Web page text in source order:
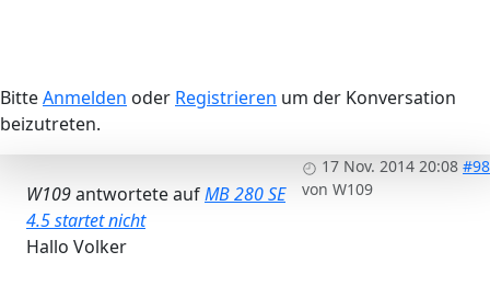
BitteAnmelden oder Registrieren um der Konversation
beizutreten.
17 Nov. 2014 20:08 #98
von W109
W109antwortete aufMB 280 SE
4.5 startet nicht
Hallo Volker